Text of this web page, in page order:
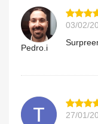
Pedro.i
03/02/
27/01/